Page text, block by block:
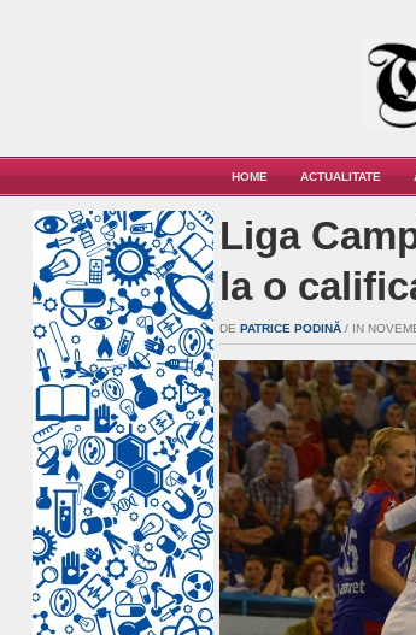
HOME ACTUALITATE
Liga
la o
DE PATRICE PODINĂ / IN